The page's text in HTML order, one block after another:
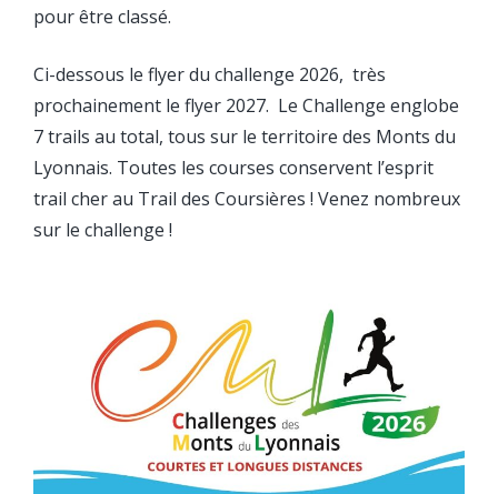
pour être classé.
Ci-dessous le flyer du challenge 2026, très
prochainement le flyer 2027. Le Challenge englobe
7 trails au total, tous sur le territoire des Monts du
Lyonnais. Toutes les courses conservent l’esprit
trail cher au Trail des Coursières ! Venez nombreux
sur le challenge !